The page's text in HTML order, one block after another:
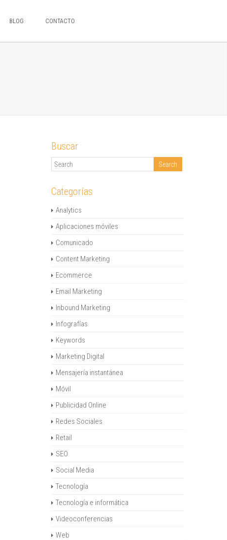
BLOG CONTACTO
Buscar
Categorías
Analytics
Aplicaciones móviles
Comunicado
Content Marketing
Ecommerce
Email Marketing
Inbound Marketing
Infografías
Keywords
Marketing Digital
Mensajería instantánea
Móvil
Publicidad Online
Redes Sociales
Retail
SEO
Social Media
Tecnología
Tecnología e informática
Videoconferencias
Web